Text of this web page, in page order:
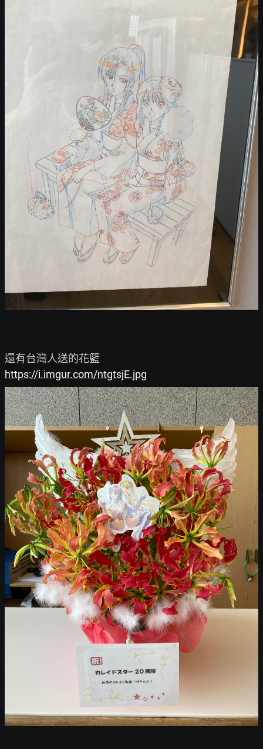
https://i.imgur.com/ntgtsjE.jpg